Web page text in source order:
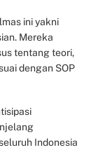
ini yakni
Mereka
tentang teori,
dengan SOP
Indonesia